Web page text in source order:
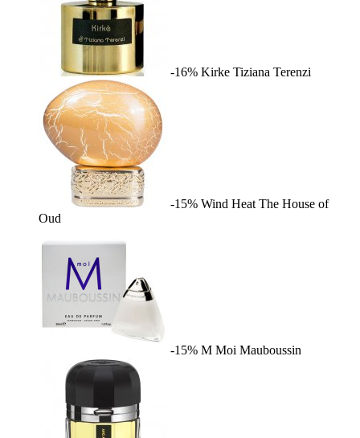
-16% Kirke Tiziana Terenzi
-15% Wind Heat The House of
Oud
-15% M Moi Mauboussin